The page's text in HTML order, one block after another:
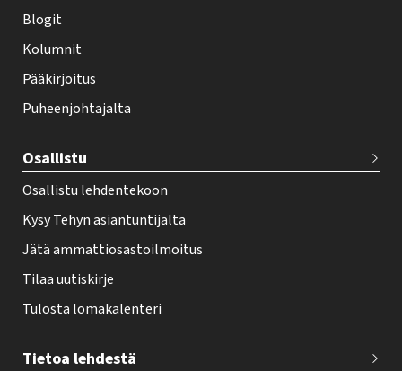
i
f
o
t
r
Blogit
Kolumnit
Pääkirjoitus
Puheenjohtajalta
Osallistu
Osallistu lehdentekoon
Kysy Tehyn asiantuntijalta
Jätä ammattiosastoilmoitus
Tilaa uutiskirje
Tulosta lomakalenteri
Tietoa lehdestä